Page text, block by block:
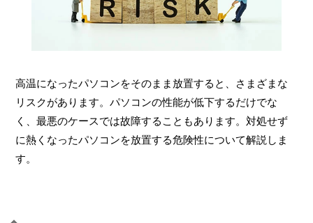
高温になったパソコンをそのまま放置すると、さまざまな
リスクがあります。パソコンの性能が低下するだけでな
く、最悪のケースでは故障することもあります。対処せず
に熱くなったパソコンを放置する危険性について解説しま
す。